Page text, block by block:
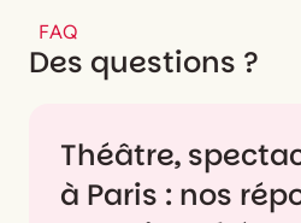
FAQ
Des questions ?
Théâtre,
à Paris : nos